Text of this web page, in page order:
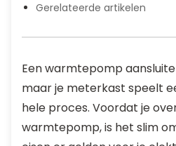
Gerelateerde artikelen
Een warmtepomp
maar je meterkast speelt
hele proces. Voordat je
warmtepomp, is het slim